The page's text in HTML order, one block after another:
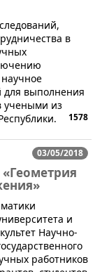
в
для выполнения
учеными из
1578
03/05/2018
и
Научно-
работников